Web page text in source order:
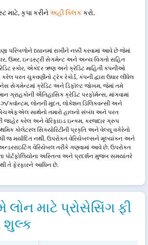
માટે, કૃપા કરીનેઅહીં ક્લિકકરો.
પરિબળોને ધ્યાનમાં રાખીને નક્કી કરવામાં આવે છે જેમાં
ઉંમર, ઇન્ડસ્ટ્રી સેગમેન્ટ અને અન્ય વિગતો સહિત
ક્રેડિટ સ્કોર, એકંદર ઋણ અને ક્રેડિટ માહિતી કંપનીઓ
પરત ચુકવણીનો ટ્રેક રેકોર્ડ, કંપની દ્વારા ઉધાર લીધેલ
સેગમેન્ટમાં ક્રેડિટ અને ડિફૉલ્ટ જોખમ, જેમાં તમે
ગ્રાહકોની ઐતિહાસિક ક્રેડિટ પરફોર્મન્સ, માંગવામાં
ક્વૉન્ટમ, લોનની મુદત, લોકેશન ડિલિક્વન્સી અને
સાથેનો તમારો હાલનો સંબંધ અને પરત
જાહેર કરેલ અને વેરિફાઇડ ઇન્કમ, કરજદાર ગ્રુપ
કોલેટરલ સિક્યોરિટીની પ્રકૃતિ અને વેલ્યૂ વગેરેનો
જ મર્યાદિત નથી. ઉપરોક્ત વેરિયેબલ્સને મૂલ્યાંકન અને
વેરિયેબલ તરીકે ગણવામાં આવે છે. ઉપરોક્ત
અસ્તિત્વ અને પ્રદર્શન મુજબ સમયાંતરે
તે ફેરફારને આધિન છે.
લોન માટે પ્રોસેસિંગ ફી